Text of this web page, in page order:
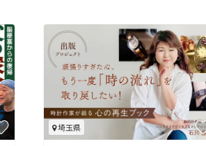
CAMPFIREふるさと納税
埼玉県